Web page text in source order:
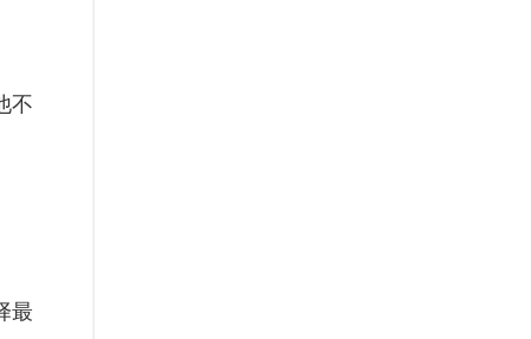
不
最